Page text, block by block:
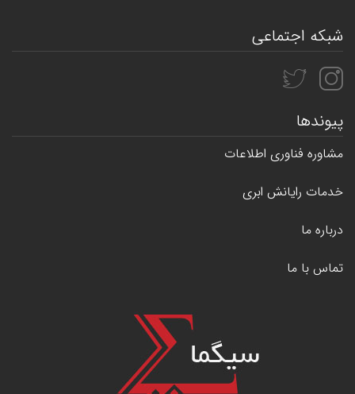
شبکه اجتماعی
پیوندها
مشاوره فناوری اطلاعات
خدمات رایانش ابری
درباره ما
تماس با ما